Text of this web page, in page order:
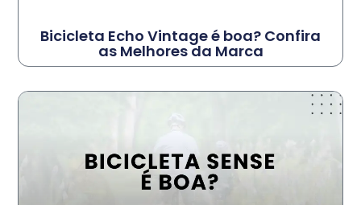
Bicicleta Echo Vintage é boa? Confira
as Melhores da Marca